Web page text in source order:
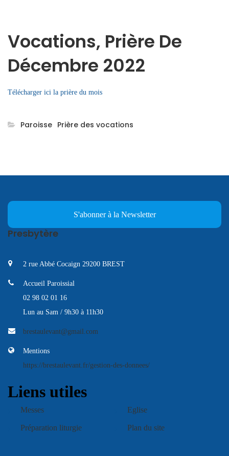
Vocations, Prière De
Décembre 2022
Télécharger ici la prière du mois
Paroisse Prière des vocations
S'abonner à la Newsletter
Presbytère
2 rue Abbé Cocaign 29200 BREST
Accueil Paroissial
02 98 02 01 16
Lun au Sam / 9h30 à 11h30
brestaulevant@gmail.com
Mentions
https://brestaulevant.fr/gestion-des-donnees/
Liens utiles
Messes Eglise
Préparation liturgie Plan du site